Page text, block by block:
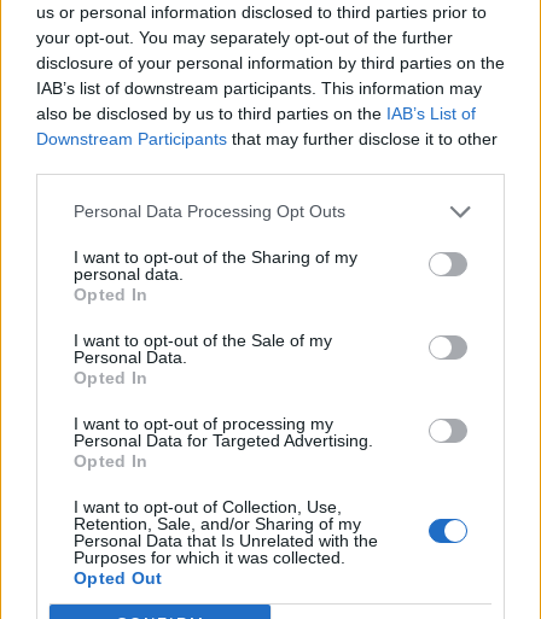
us or personal information disclosed to third parties prior to
your opt-out. You may separately opt-out of the further
disclosure of your personal information by third parties on the
IAB’s list of downstream participants. This information may
also be disclosed by us to third parties on the IAB’s List of
Downstream Participants that may further disclose it to other
Personal Data Processing Opt Outs
I want to opt-out of the Sharing of my
personal data.
Opted In
I want to opt-out of the Sale of my
Personal Data.
Opted In
I want to opt-out of processing my
Personal Data for Targeted Advertising.
Opted In
I want to opt-out of Collection, Use,
Retention, Sale, and/or Sharing of my
Personal Data that Is Unrelated with the
Purposes for which it was collected.
Opted Out
ΗΠΑ: Ένας νεκρός από τις πυρκαγιές στην Καλιφόρνια
09:00
Η νέα εποχή της επιχειρηματικής χρηματοδότησης και η
αξία των συνεργειών
08:54
μαέστρο, ένα μεγάλο δάσκαλο
Αίγιο: Νεκρός 52χρονος οδηγός λεωφορείου, υπέστη
καρδιακό επεισόδιο στο τιμόνι
Σίντνεϊ Τάουλ: Πέθανε σε ηλικία 26 ετών η σταρ του
TikTok
ΠΕΡΙΣΣΟΤΕΡΑ